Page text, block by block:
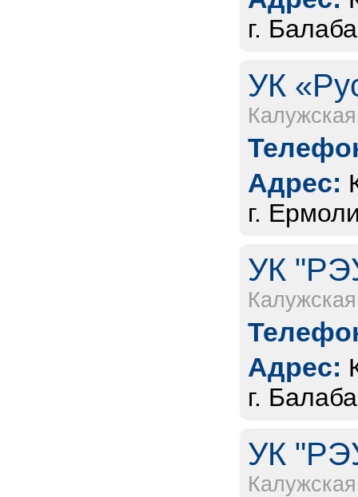
г.
УК
Адрес:
г.
УК
Адрес:
г.
УК